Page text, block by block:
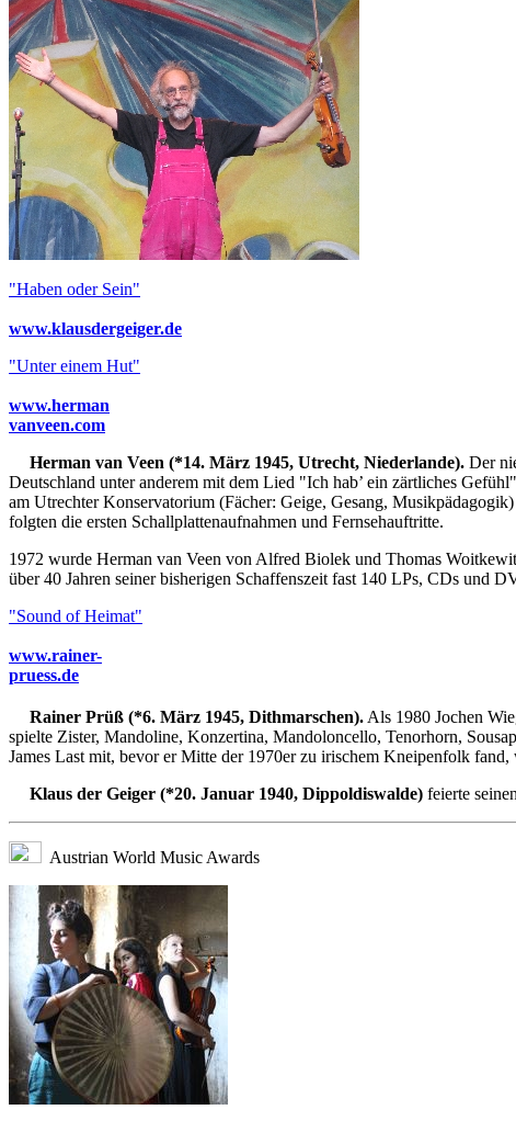
"Haben oder Sein"
www.klausdergeiger.de
"Unter einem Hut"
www.herman
vanveen.com
Herman van Veen (*14. März 1945, Utrecht, Niederlande). Der
Deutschland unter anderem mit dem Lied "Ich hab’ ein zärtliches
am Utrechter Konservatorium (Fächer: Geige, Gesang,
folgten die ersten Schallplattenaufnahmen und Fernsehauftritte.
1972 wurde Herman van Veen von Alfred Biolek und Thomas
über 40 Jahren seiner bisherigen Schaffenszeit fast 140 LPs, CDs und
"Sound of Heimat"
www.rainer-
pruess.de
Rainer Prüß (*6. März 1945, Dithmarschen). Als 1980 Jochen
spielte Zister, Mandoline, Konzertina, Mandoloncello, Tenorhorn,
James Last mit, bevor er Mitte der 1970er zu irischem Kneipenfolk
Klaus der Geiger (*20. Januar 1940, Dippoldiswalde) feierte
Austrian World Music Awards